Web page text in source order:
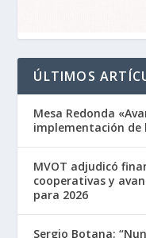
ÚLTIMOS
Mesa Redonda
implementación de
MVOT adjudicó
cooperativas y
para 2026
Sergio Botana: